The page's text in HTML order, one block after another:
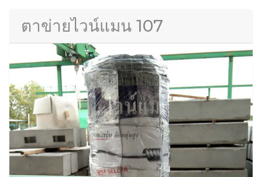
ตาข่ายไวน์แมน 107